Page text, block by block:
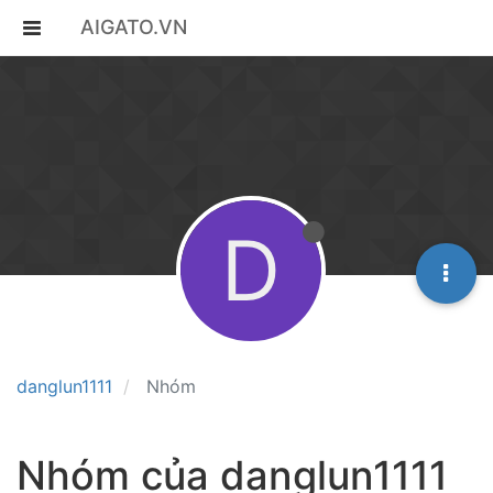
AIGATO.VN
danglun1111 Nhóm
D
Nhóm của danglun1111